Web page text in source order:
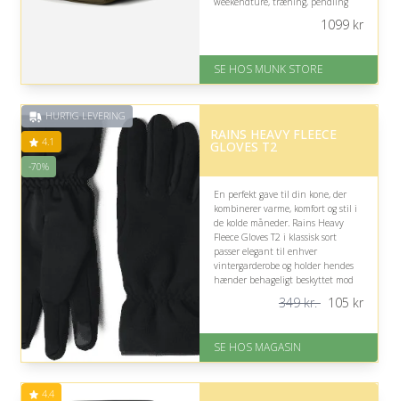
Fremragende Trustpilot rating
1099kr
SE HOS MUNK STORE
HURTIG LEVERING
4.1
-70%
RAINS HEAVY FLEECE
GLOVES T2
En perfekt gave til din kone, der
kombinerer varme, komfort og stil i
de kolde måneder. Rains Heavy
Fleece Gloves T2 i klassisk sort
passer elegant til enhver
vintergarderobe og holder hendes
hænder behageligt beskyttet mod
God Trustpilot rating på 4.1 ud
Nedsat: 70% (Normalpris: 349
349 kr. 105 kr
SE HOS MAGASIN
4.4